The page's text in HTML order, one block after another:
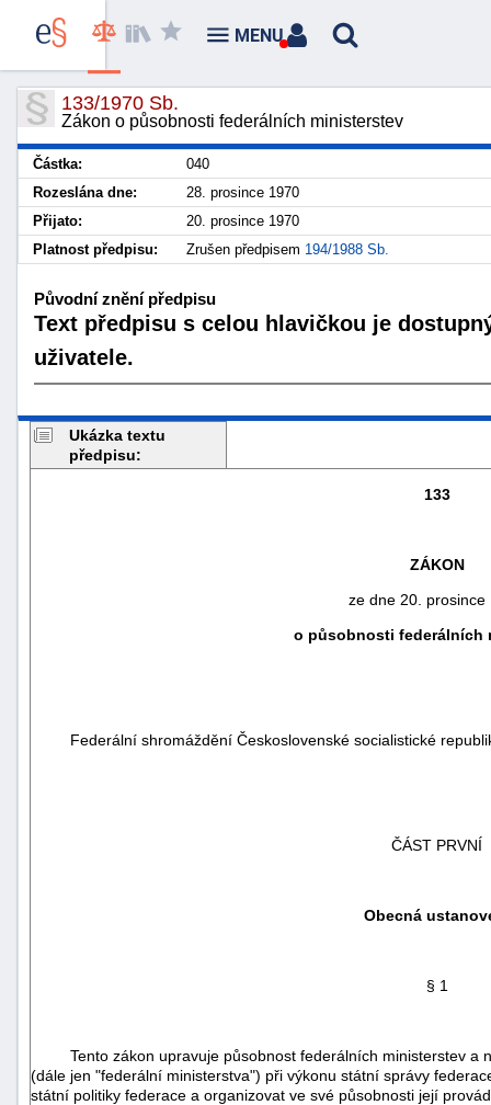
133/1970 Sb.
Zákon o působnosti federálních ministerstev
Částka:
040
Rozeslána dne:
28. prosince 1970
Přijato:
20. prosince 1970
Platnost předpisu:
Zrušen předpisem 194/1988 Sb.
Původní znění předpisu
Text předpisu s celou hlavičkou je
uživatele.
Ukázka textu
předpisu:
133
ZÁKON
ze dne 20. prosince
o působnosti federálních
Federální shromáždění Československé socialistické
ČÁST PRVNÍ
Obecná
§ 1
Tento zákon upravuje působnost federálních ministerstev
(dále jen "federální ministerstva") při výkonu státní správy
státní politiky federace a organizovat ve své působnosti její
MENU